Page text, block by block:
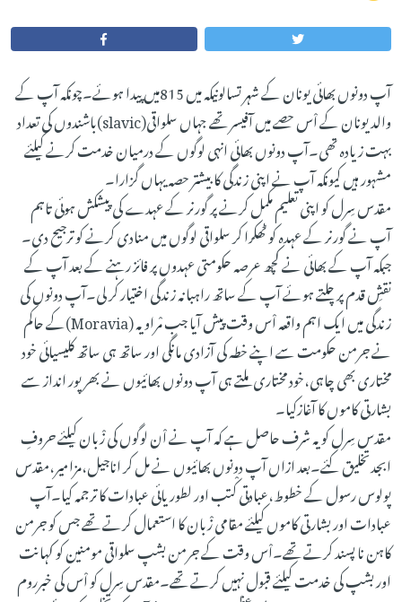
آپ دونوں بھائی یونان کے شہر تسالونیکہ میں 815میں پیدا ہوئے۔چونکہ آپ کے
والد یونان کے اْس حصے میں آفیسر تھے جہاں سلواقی(slavic)باشندوں کی تعداد
بہت زیادہ تھی۔آپ دونوں بھائی انہی لوگوں کے درمیان خدمت کرنے کیلئے
مشہور ہیں کیونکہ آپ نے اپنی زندگی کا بیشتر حصہ یہاں گزارا۔
مقدس سِرل کو اپنی تعلیم مکمل کرنے پر گورنر کے عہدے کی پیشکش ہوئی تاہم
آپ نے گورنر کے عہدہ کو ٹھکرا کر سلواقی لوگوں میں منادی کرنے کو ترجیح دی۔
جبکہ آپ کے بھائی نے کچھ عرصہ حکومتی عہدوں پر فائز رہنے کے بعد آپ کے
نقشِ قدم پر چلتے ہوئے آپ کے ساتھ راہبانہ زندگی اختیار کر لی۔آپ دونوں کی
زندگی میں ایک اہم واقعہ اْس وقت پیش آیا جب مْراویہ (Moravia)کے حاکم
نے جرمن حکومت سے اپنے خطہ کی آزادی مانگی اور ساتھ ہی ساتھ کلیسیائی خود
مختاری بھی چاہی،خود مختاری ملتے ہی آپ دونوں بھائیوں نے بھرپور انداز سے
بشارتی کاموں کا آغازکیا۔
مقدس سِرل کو یہ شرف حاصل ہے کہ آپ نے اْن لوگوں کی زْبان کیلئے حروفِ
ابجدتخلیق کئے۔بعد ازاں آپ دونوں بھائیوں نے مل کر اناجیل،مزامیر،مقدس
پولوس رسول کے خطوط،عبادتی کْتب اور لطوریائی عبادات کا ترجمہ کیا۔آپ
عبادات اور بشارتی کاموں کیلئے مقامی زْبان کا استعمال کرتے تھے جس کو جرمن
کاہن نا پسند کرتے تھے۔اْس وقت کے جرمن بشپ سلواقی مومنین کو کہانت
اور بشپ کی خدمت کیلئے قبول نہیں کرتے تھے۔مقدس سِرل کو اْس کی خبرروم